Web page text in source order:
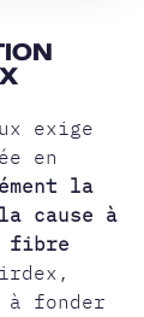
exige
en
la
cause à
fibre
à fonder